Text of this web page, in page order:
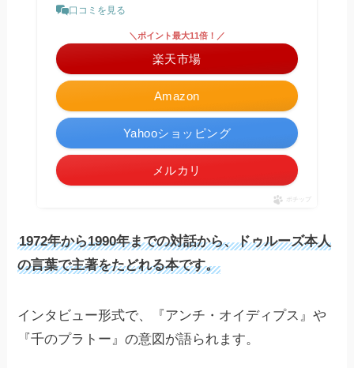
口コミを見る
Amazon
＼ポイント最大11倍！／
楽天市場
Yahooショッピング
メルカリ
ポチップ
1972年から1990年までの対話から、ドゥルーズ本人
の言葉で主著をたどれる本です。
インタビュー形式で、『アンチ・オイディプス』や
『千のプラトー』の意図が語られます。